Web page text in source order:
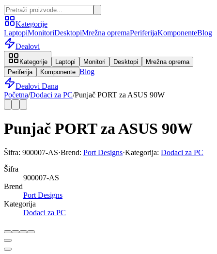
Kategorije
LaptopiMonitoriDesktopiMrežna opremaPeriferijaKomponenteBlog
Dealovi
Kategorije Laptopi Monitori Desktopi
Mrežna oprema
Periferija
Komponente Blog
Dealovi Dana
Početna/Dodaci za PC/Punjač PORT za ASUS 90W
Punjač PORT za ASUS 90W
Šifra: 900007-AS·Brend: Port Designs·Kategorija: Dodaci za PC
Šifra
900007-AS
Brend
Port Designs
Kategorija
Dodaci za PC